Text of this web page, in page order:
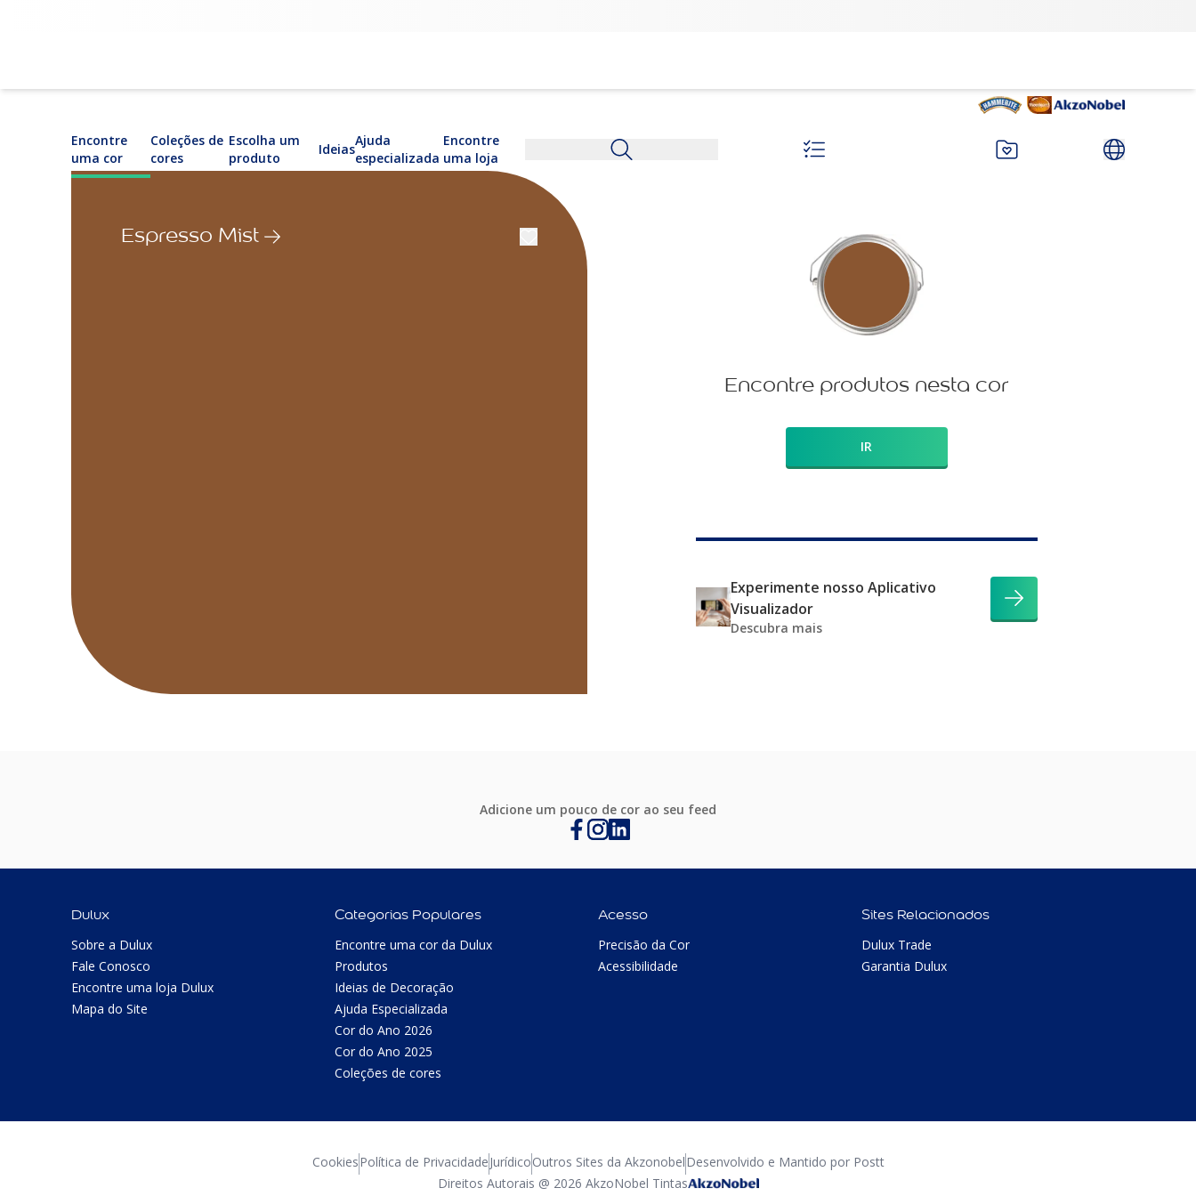
Encontre
uma cor
Coleções de
cores
Escolha um
produto
Ideias
Ajuda
especializada
Encontre
uma loja
Espresso Mist
Encontre produtos nesta cor
IR
Experimente nosso Aplicativo
Visualizador
Descubra mais
Adicione um pouco de cor ao seu feed
Dulux
Sobre a Dulux
Fale Conosco
Encontre uma loja Dulux
Mapa do Site
Categorias Populares
Encontre uma cor da Dulux
Produtos
Ideias de Decoração
Ajuda Especializada
Cor do Ano 2026
Cor do Ano 2025
Coleções de cores
Acesso
Precisão da Cor
Acessibilidade
Sites Relacionados
Dulux Trade
Garantia Dulux
CookiesPolítica de PrivacidadeJurídicoOutros Sites da AkzonobelDesenvolvido e Mantido por Postt
Direitos Autorais @ 2026 AkzoNobel Tintas